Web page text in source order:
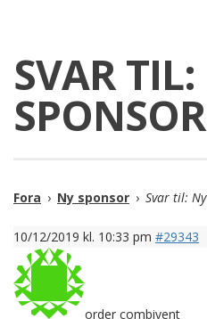
SVAR
SPONSOR
Fora › Ny sponsor › Svar til:
10/12/2019 kl. 10:33 pm #29343
order combivent